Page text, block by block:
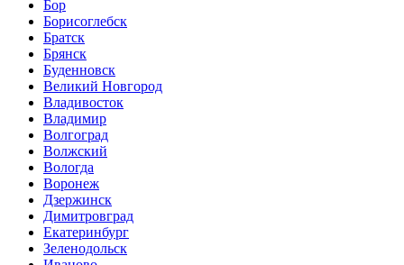
Бор
Борисоглебск
Братск
Брянск
Буденновск
Великий Новгород
Владивосток
Владимир
Волгоград
Волжский
Вологда
Воронеж
Дзержинск
Димитровград
Екатеринбург
Зеленодольск